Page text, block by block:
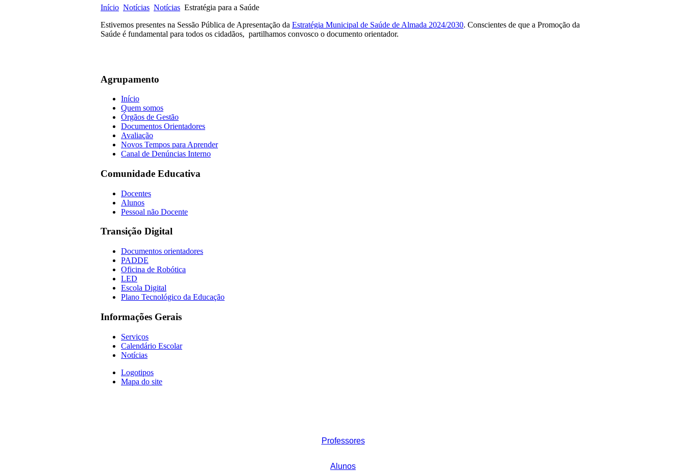
Início Notícias Notícias Estratégia para a Saúde
Estivemos presentes na Sessão Pública de Apresentação da Estratégia Municipal de Saúde de Almada 2024/2030. Conscientes de que a Promoção da
Saúde é fundamental para todos os cidadãos, partilhamos convosco o documento orientador.
Agrupamento
Início
Quem somos
Órgãos de Gestão
Documentos Orientadores
Avaliação
Novos Tempos para Aprender
Canal de Denúncias Interno
Comunidade Educativa
Docentes
Alunos
Pessoal não Docente
Transição Digital
Documentos orientadores
PADDE
Oficina de Robótica
LED
Escola Digital
Plano Tecnológico da Educação
Informações Gerais
Serviços
Calendário Escolar
Notícias
Logotipos
Mapa do site
Professores
Alunos